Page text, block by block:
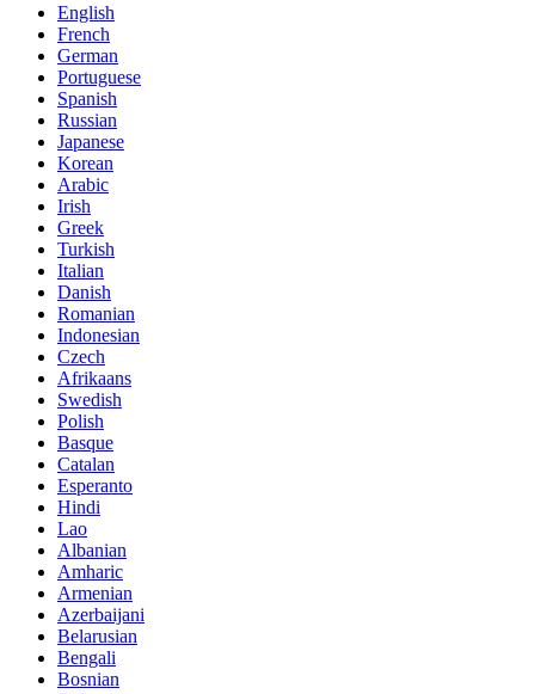
English
French
German
Portuguese
Spanish
Russian
Japanese
Korean
Arabic
Irish
Greek
Turkish
Italian
Danish
Romanian
Indonesian
Czech
Afrikaans
Swedish
Polish
Basque
Catalan
Esperanto
Hindi
Lao
Albanian
Amharic
Armenian
Azerbaijani
Belarusian
Bengali
Bosnian